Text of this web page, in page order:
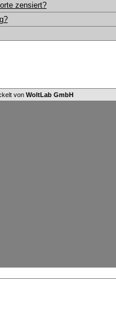
zensiert?
von WoltLab GmbH